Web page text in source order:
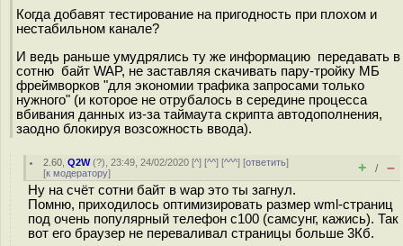
Когда добавят тестирование на пригодность при плохом и
нестабильном канале?
И ведь раньше умудрялись ту же информацию передавать в
сотню байт WAP, не заставляя скачивать пару-тройку МБ
фреймворков "для экономии трафика запросами только
нужного" (и которое не отрубалось в середине процесса
вбивания данных из-за таймаута скрипта автодополнения,
заодно блокируя возсожность ввода).
2.60 ,Q2W(?), 23:49, 24/02/2020 [^] [^^] [^^^] [ответить]
[к модератору] + / –
Ну на счёт сотни байт в wap это ты загнул.
Помню, приходилось оптимизировать размер wml-страниц
под очень популярный телефон c100 (самсунг, кажись). Так
вот его браузер не переваливал страницы больше 3Кб.